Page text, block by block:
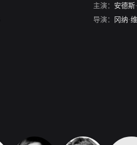
主演： 安德斯
导演： 冈纳·